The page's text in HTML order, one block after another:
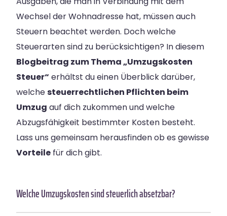
Wechsel der Wohnadresse hat, müssen auch
Steuern beachtet werden. Doch welche
Steuerarten sind zu berücksichtigen? In diesem
Blogbeitrag zum Thema „Umzugskosten
Steuer“ erhältst du einen Überblick darüber,
welchesteuerrechtlichen Pflichten beim
Umzug auf dich zukommen und welche
Abzugsfähigkeit bestimmter Kosten besteht.
Lass uns gemeinsam herausfinden ob es gewisse
Vorteile für dich gibt.
Welche Umzugskosten sind steuerlich absetzbar?